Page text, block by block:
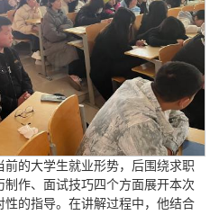
的大学生就业形势，后围绕求职
作、面试技巧四个方面展开本次
的指导。在讲解过程中，他结合